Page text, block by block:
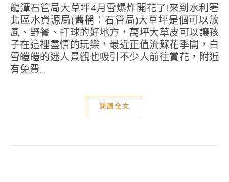
龍潭石管局大草坪4月雪爆炸開花了!來到水利署
北區水資源局(舊稱：石管局)大草坪是個可以放
風、野餐、打球的好地方，萬坪大草皮可以讓孩
子在這裡盡情的玩樂，最近正值流蘇花季開，白
雪皚皚的迷人景觀也吸引不少人前往賞花，附近
有免費...
閱讀全文